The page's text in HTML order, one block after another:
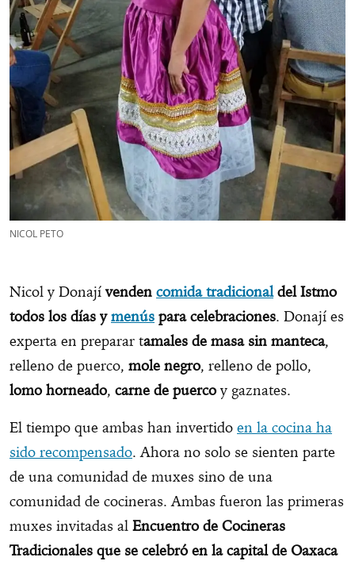
NICOL PETO
Nicol y Donají venden comida tradicionaldel Istmo
todos los días ymenús para celebraciones. Donají es
experta en preparar tamales de masa sin manteca,
relleno de puerco, mole negro, relleno de pollo,
lomo horneado, carne de puerco y gaznates.
El tiempo que ambas han invertido en la cocina ha
sido recompensado. Ahora no solo se sienten parte
de una comunidad de muxes sino de una
comunidad de cocineras. Ambas fueron las primeras
muxes invitadas al Encuentro de Cocineras
Tradicionales que se celebró en la capital de Oaxaca